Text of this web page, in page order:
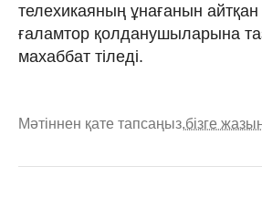
телехикаяның ұнағанын
ғаламтор қолданушыларына
маxаббат тіледі.
Мәтіннен қате тапсаңыз,бізге